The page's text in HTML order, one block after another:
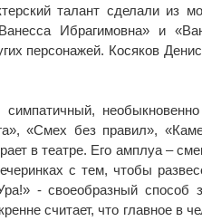
талант сделали из
Ибрагимовна» и
персонажей. Косяков
«Смех без правил»,
в театре. Его амплуа –
с тем, чтобы
- своеобразный способ
считает, что главное в